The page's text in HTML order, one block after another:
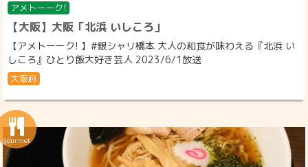
アメトーーク!
【大阪】大阪「北浜 いしころ」
【アメトーーク! 】#銀シャリ橋本 大人の和食が味わえる『北浜 い
しころ』ひとり飯大好き芸人 2023/6/1放送
大阪府